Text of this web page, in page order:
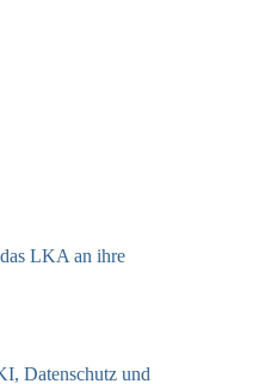
LKA an ihre